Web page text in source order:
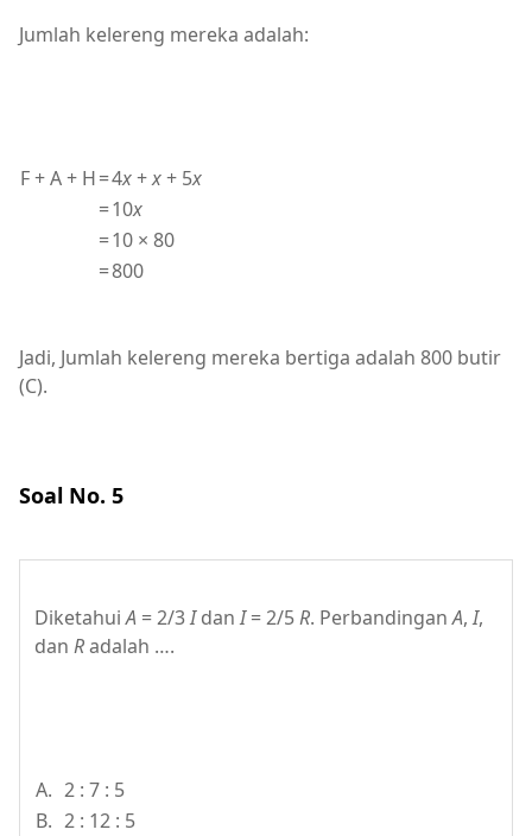
Jumlah kelereng mereka adalah:
F + A + H=4x+x+ 5x
=10x
=10 × 80
=800
Jadi, Jumlah kelereng mereka bertiga adalah 800 butir
(C).
Soal No. 5
DiketahuiA = 2/3IdanI= 2/5R. PerbandinganA,I,
dan Radalah ….
A. 2 : 7 : 5
B. 2 : 12 : 5